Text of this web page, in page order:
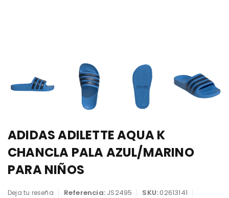
ADIDAS ADILETTE AQUA K
CHANCLA PALA AZUL/MARINO
PARA NIÑOS
Deja tu reseña Referencia: JS2495 SKU:02613141